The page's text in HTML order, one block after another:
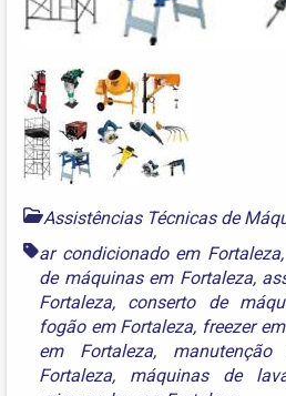
Assistências Técnicas de
ar condicionado em Fortaleza,
de máquinas em Fortaleza,
Fortaleza, conserto de
fogão em Fortaleza, freezer
em Fortaleza,
Fortaleza, máquinas de